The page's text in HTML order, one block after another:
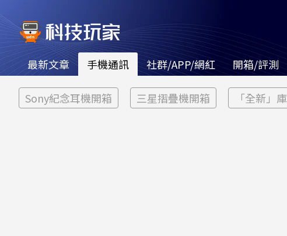
最新文章 手機通訊 社群/APP/網紅 開箱/評測
Sony紀念耳機開箱 三星摺疊機開箱 「全新」